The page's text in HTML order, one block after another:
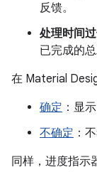
反馈。
处理时间
已完成的
在 Material
确定 ：显
不确定 ：
同样，进度指示